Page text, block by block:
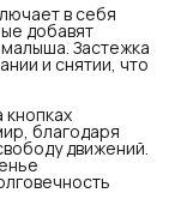
в себя
добавят
Застежка
и снятии, что
благодаря
движений.